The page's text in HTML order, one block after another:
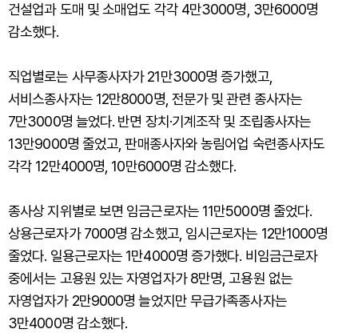
건설업과 도매 및 소매업도 각각 4만3000명, 3만6000명
감소했다.
직업별로는 사무종사자가 21만3000명 증가했고,
서비스종사자는 12만8000명, 전문가 및 관련 종사자는
7만3000명 늘었다. 반면 장치·기계조작 및 조립종사자는
13만9000명 줄었고, 판매종사자와 농림어업 숙련종사자도
각각 12만4000명, 10만6000명 감소했다.
종사상 지위별로 보면 임금근로자는 11만5000명 줄었다.
상용근로자가 7000명 감소했고, 임시근로자는 12만1000명
줄었다. 일용근로자는 1만4000명 증가했다. 비임금근로자
중에서는 고용원 있는 자영업자가 8만명, 고용원 없는
자영업자가 2만9000명 늘었지만 무급가족종사자는
3만4000명 감소했다.